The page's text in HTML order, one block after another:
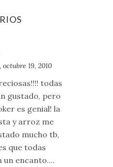
19, 2010
todas
gustado, pero
es genial! la
y arroz me
mucho tb,
que todas
un encanto....